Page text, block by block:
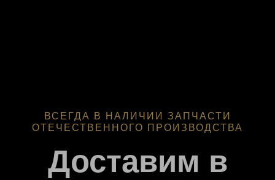
ВСЕГДА В НАЛИЧИИ ЗАПЧАСТИ
ОТЕЧЕСТВЕННОГО ПРОИЗВОДСТВА
Доставим в